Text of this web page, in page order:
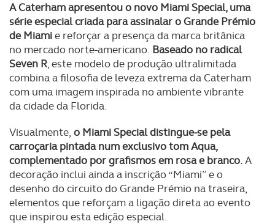
A Caterham apresentou o novo Miami Special, uma
série especial criada para assinalar o Grande Prémio
de Miamie reforçar a presença da marca britânica
no mercado norte-americano. Baseado no radical
Seven R, este modelo de produção ultralimitada
combina a filosofia de leveza extrema da Caterham
com uma imagem inspirada no ambiente vibrante
da cidade da Florida.
Visualmente, o Miami Special distingue-se pela
carroçaria pintada num exclusivo tom Aqua,
complementado por grafismos em rosa e branco.A
decoração inclui ainda a inscrição “Miami” e o
desenho do circuito do Grande Prémio na traseira,
elementos que reforçam a ligação direta ao evento
que inspirou esta edição especial.